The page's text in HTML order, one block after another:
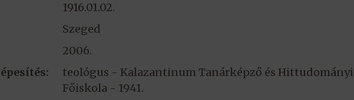
1916.01.02.
Szeged
2006.
teológus - Kalazantinum Tanárképző és Hittudományi
Főiskola - 1941.